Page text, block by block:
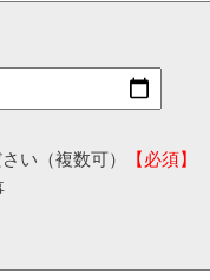
い（複数可）
【必須】